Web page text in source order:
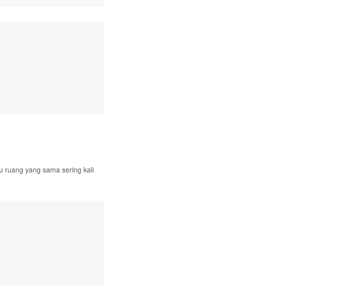
ruang yang sama sering kali